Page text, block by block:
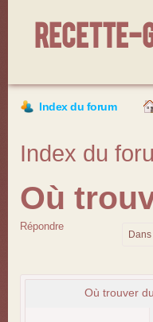
Index du forum
Index du
Où
Répondre
Où trouver